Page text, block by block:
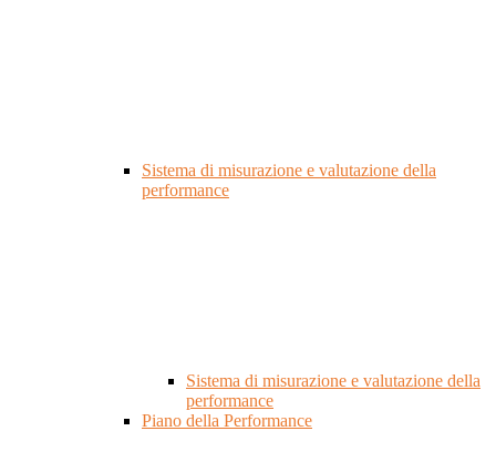
Sistema di misurazione e valutazione della
performance
Sistema di misurazione e valutazione della
performance
Piano della Performance